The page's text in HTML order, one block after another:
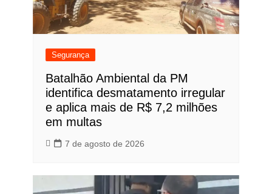
Segurança
Batalhão Ambiental da PM
identifica desmatamento irregular
e aplica mais de R$ 7,2 milhões
em multas
7 de agosto de 2026